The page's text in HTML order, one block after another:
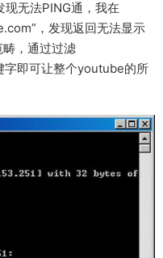
无法PING通，我在
，发现返回无法显示
，通过过滤
字即可让整个youtube的所